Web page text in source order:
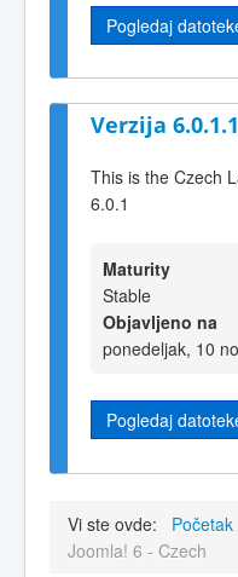
Pogledaj
Verzija 6.0.1.1
This is the Czech
6.0.1
Maturity
Stable
Objavljeno na
ponedeljak, 10
Pogledaj
Vi ste ovde: Početak
Joomla! 6 - Czech